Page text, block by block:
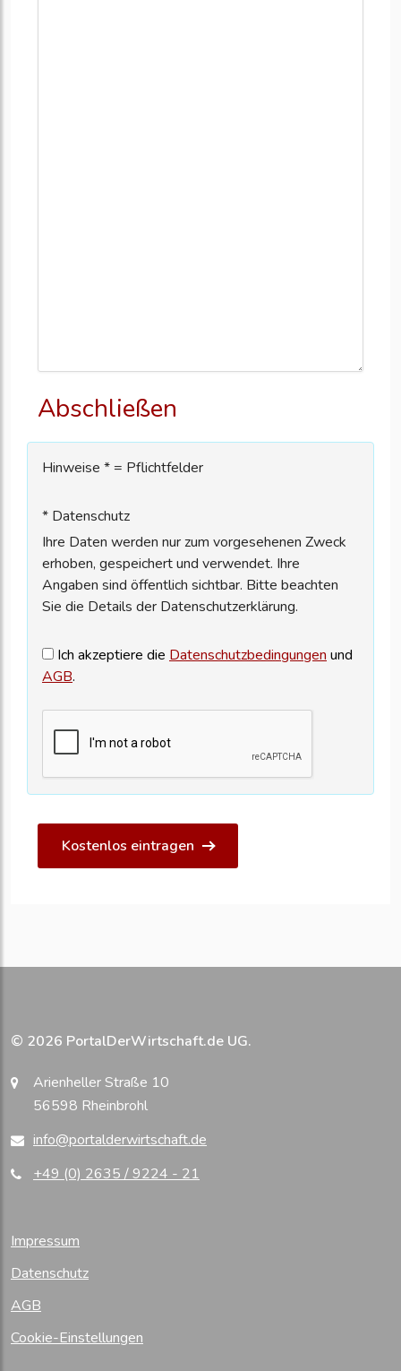
Abschließen
Hinweise * = Pflichtfelder
* Datenschutz
Ihre Daten werden nur zum vorgesehenen Zweck
erhoben, gespeichert und verwendet. Ihre
Angaben sind öffentlich sichtbar. Bitte beachten
Sie die Details der Datenschutzerklärung.
Ich akzeptiere die Datenschutzbedingungen und
AGB.
Kostenlos eintragen
© 2026 PortalDerWirtschaft.de UG.
Arienheller Straße 10
56598 Rheinbrohl
info@portalderwirtschaft.de
+49 (0) 2635 / 9224 - 21
Impressum
Datenschutz
AGB
Cookie-Einstellungen